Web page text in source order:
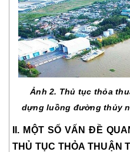
Ảnh 2. Thủ tục thỏa
dựng luồng đường thủy
II. MỘT SỐ VẤN ĐỀ
THỦ TỤC THỎA THUẬN